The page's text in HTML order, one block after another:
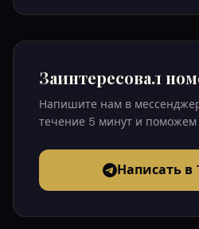
Заинтересовал
Напишите нам в
течение 5 минут и
Написать в